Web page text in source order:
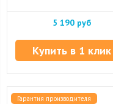
5 190 руб
Купить в 1 клик
Гарантия производителя